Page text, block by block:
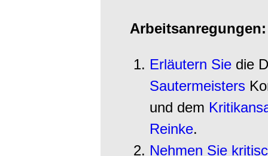
Arbeitsanregungen:
Erläutern Sie die
Sautermeisters
und dem
Reinke.
Nehmen Sie